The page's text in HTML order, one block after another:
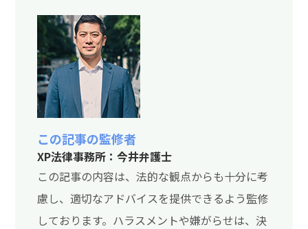
この記事の監修者
XP法律事務所：今井弁護士
この記事の内容は、法的な観点からも十分に考
慮し、適切なアドバイスを提供できるよう監修
しております。ハラスメントや嫌がらせは、決